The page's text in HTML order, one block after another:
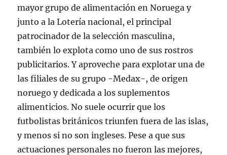
mayor grupo de alimentación en Noruega y
junto a la Lotería nacional, el principal
patrocinador de la selección masculina,
también lo explota como uno de sus rostros
publicitarios. Y aproveche para explotar una de
las filiales de su grupo -Medax-, de origen
noruego y dedicada a los suplementos
alimenticios. No suele ocurrir que los
futbolistas británicos triunfen fuera de las islas,
y menos si no son ingleses. Pese a que sus
actuaciones personales no fueron las mejores,